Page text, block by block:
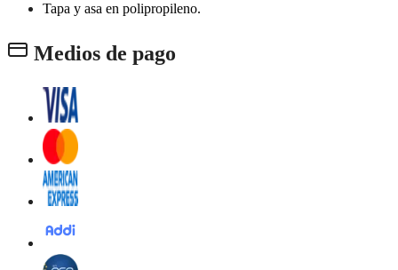
Tapa y asa en polipropileno.
Medios de pago